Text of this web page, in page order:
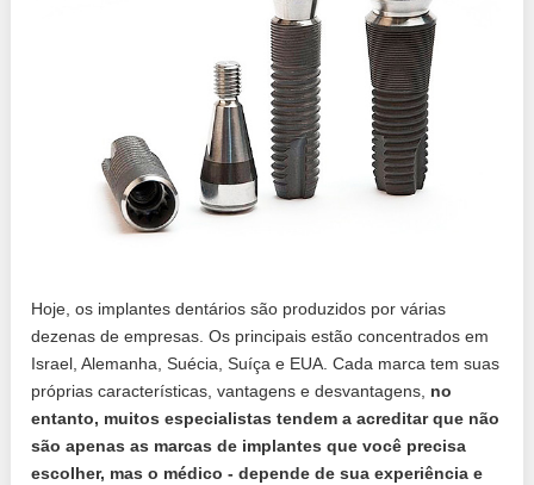
Hoje, os implantes dentários são produzidos por várias
dezenas de empresas. Os principais estão concentrados em
Israel, Alemanha, Suécia, Suíça e EUA. Cada marca tem suas
próprias características, vantagens e desvantagens, no
entanto, muitos especialistas tendem a acreditar que não
são apenas as marcas de implantes que você precisa
escolher, mas o médico - depende de sua experiência e